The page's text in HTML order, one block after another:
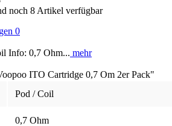
noch 8 Artikel verfügbar
0
Info: 0,7 Ohm... mehr
ITO Cartridge 0,7 Om 2er Pack"
Pod / Coil
0,7 Ohm